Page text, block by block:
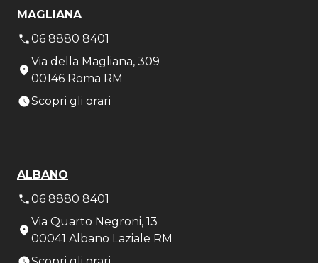
MAGLIANA
06 8880 8401
Via della Magliana, 309
00146 Roma RM
Scopri gli orari
ALBANO
06 8880 8401
Via Quarto Negroni, 13
00041 Albano Laziale RM